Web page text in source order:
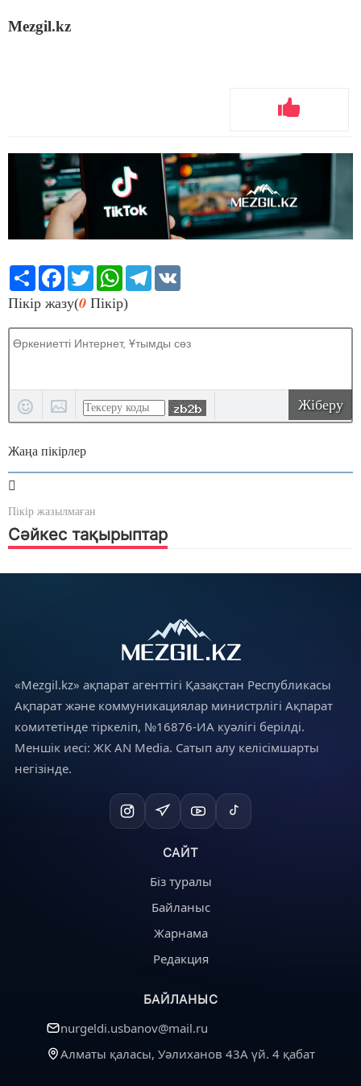
Mezgil.kz
Share Facebook
TwitterWhatsApp
Telegram
Пікір жазу(0 Пікір)
Жіберу
Жаңа пікірлер
Пікір жазылмаған
Сәйкес тақырыптар
«Mezgil.kz» ақпарат агенттігі Қазақстан Республикасы
Ақпарат және коммуникациялар министрлігі Ақпарат
комитетінде тіркеліп, №16876-ИА куәлігі берілді.
Меншік иесі: ЖК AN Media. Сатып алу келісімшарты
негізінде.
САЙТ
Біз туралы
Байланыс
Жарнама
Редакция
БАЙЛАНЫС
nurgeldi.usbanov@mail.ru
Алматы қаласы, Уәлиханов 43А үй. 4 қабат